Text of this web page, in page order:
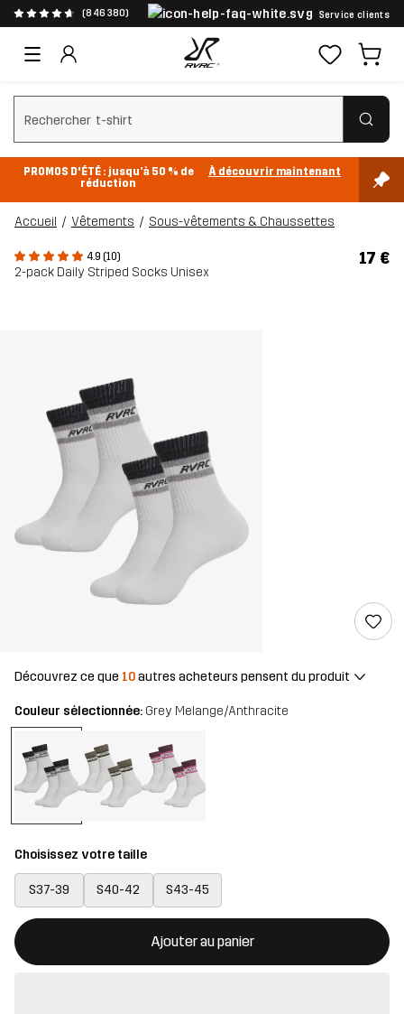
(846 380) Service clients
Effacer la recherche
PROMOS D'ÉTÉ : jusqu’à 50 % de
réduction
À découvrir maintenant
Accueil Vêtements Sous-vêtements & Chaussettes
4.9 (10)
2-pack Daily Striped Socks Unisex
17 €
Découvrez ce que 10autres acheteurs pensent du produit
Couleur sélectionnée: Grey Melange/Anthracite
Choisissez votre taille
S37-39 S40-42 S43-45
Ajouter au panier
Ce bouton ouvrira une fenêtre modale confirmant un nouvel
{{taille}} non disponible